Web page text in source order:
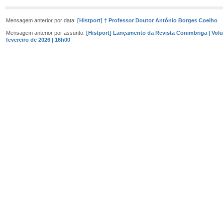
Mensagem anterior por data: [Histport] † Professor Doutor António Borges Coelho
Mensagem anterior por assunto: [Histport] Lançamento da Revista Conimbriga |
fevereiro de 2026 | 16h00